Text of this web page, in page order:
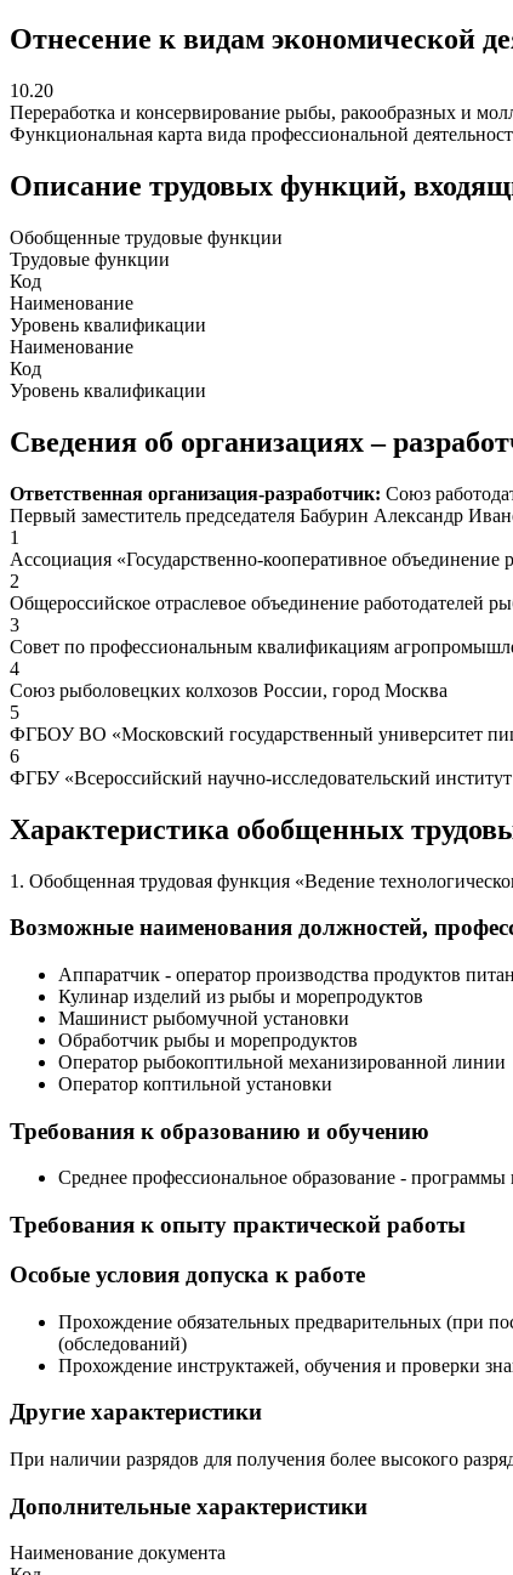
Отнесение к видам экономической
10.20
Переработка и консервирование рыбы, ракообразных и
Функциональная карта вида профессиональной
Описание трудовых функций,
Обобщенные трудовые функции
Трудовые функции
Код
Наименование
Уровень квалификации
Наименование
Код
Уровень квалификации
Сведения об организациях –
Ответственная организация-разработчик: Союз
Первый заместитель председателя Бабурин Александр
1
Ассоциация «Государственно-кооперативное объединение
2
Общероссийское отраслевое объединение работодателей
3
Совет по профессиональным квалификациям
4
Союз рыболовецких колхозов России, город Москва
5
ФГБОУ ВО «Московский государственный университет
6
ФГБУ «Всероссийский научно-исследовательский
Характеристика обобщенных
1. Обобщенная трудовая функция «Ведение
Возможные наименования должностей,
Аппаратчик - оператор производства продуктов
Кулинар изделий из рыбы и морепродуктов
Машинист рыбомучной установки
Обработчик рыбы и морепродуктов
Оператор рыбокоптильной механизированной линии
Оператор коптильной установки
Требования к образованию и обучению
Среднее профессиональное образование -
Требования к опыту практической работы
Особые условия допуска к работе
Прохождение обязательных предварительных (при
(обследований)
Прохождение инструктажей, обучения и проверки
Другие характеристики
При наличии разрядов для получения более высокого
Дополнительные характеристики
Наименование документа